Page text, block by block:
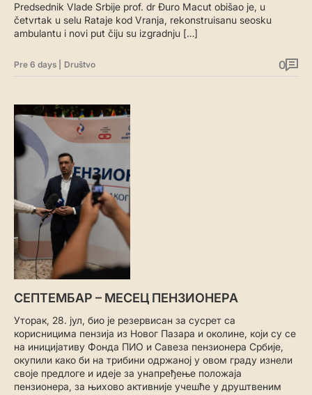
Predsednik Vlade Srbije prof. dr Đuro Macut obišao je, u
četvrtak u selu Rataje kod Vranja, rekonstruisanu seosku
ambulantu i novi put čiju su izgradnju […]
Pre 6 days Društvo 0
СЕПТЕМБАР – МЕСЕЦ ПЕНЗИОНЕРА
Уторак, 28. јул, био је резервисан за сусрет са
корисницима пензија из Новог Пазара и околине, који су се
на иницијативу Фонда ПИО и Савеза пензионера Србије,
окупили како би на трибини одржаној у овом граду изнели
своје предлоге и идеје за унапређење положаја
пензионера, за њихово активније учешће у друштвеним